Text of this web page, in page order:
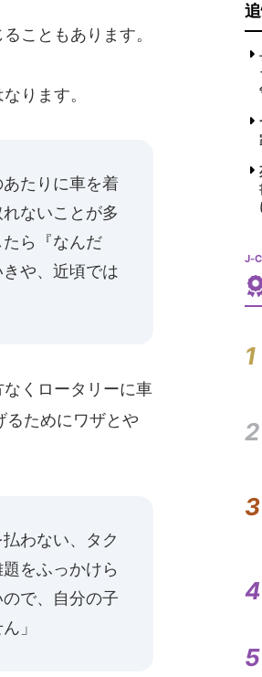
こともあります。
ります。
たりに車を着
ないことが多
ら『なんだ
や、近頃では
くロータリーに車
るためにワザとや
わない、タク
をふっかけら
で、自分の子
」
J-